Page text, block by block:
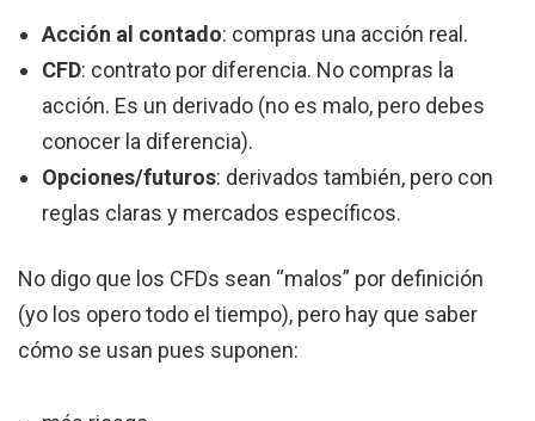
Acción al contado: compras una acción real.
CFD: contrato por diferencia. No compras la
acción. Es un derivado (no es malo, pero debes
conocer la diferencia).
Opciones/futuros: derivados también, pero con
reglas claras y mercados específicos.
No digo que los CFDs sean “malos” por definición
(yo los opero todo el tiempo), pero hay que saber
cómo se usan pues suponen: